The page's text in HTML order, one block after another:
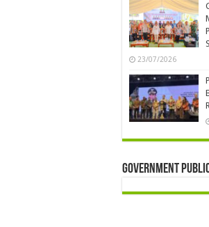
23/07/2026
Government